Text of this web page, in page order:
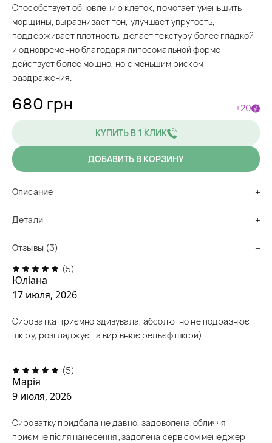
Способствует обновлению клеток, помогает уменьшить
морщины, выравнивает тон, улучшает упругость,
поддерживает плотность, делает текстуру более гладкой
и одновременно благодаря липосомальной форме
действует более мощно, но с меньшим риском
раздражения.
680 грн +20
КУПИТЬ В 1 КЛИК
ДОБАВИТЬ В КОРЗИНУ
Описание
Детали
Отзывы (3)
(5)
Юліана
17 июля, 2026
Сироватка приємно здивувала, абсолютно не подразнює
шкіру, розгладжує та вирівнює рельєф шкіри)
(5)
Марія
9 июля, 2026
Сироватку придбала не давно, задоволена,обличчя
приємне після нанесення ,задолена сервісом менеджер